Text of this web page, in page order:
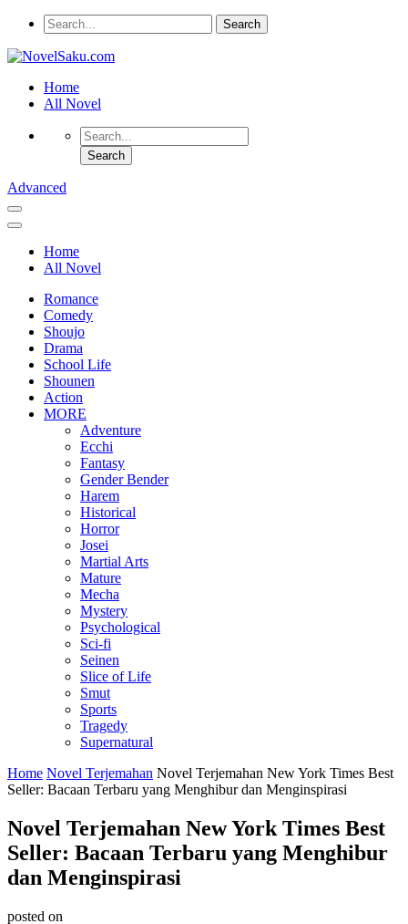
Home
All Novel
Advanced
Home
All Novel
Romance
Comedy
Shoujo
Drama
School Life
Shounen
Action
MORE
Adventure
Ecchi
Fantasy
Gender Bender
Harem
Historical
Horror
Josei
Martial Arts
Mature
Mecha
Mystery
Psychological
Sci-fi
Seinen
Slice of Life
Smut
Sports
Tragedy
Supernatural
Home Novel Terjemahan Novel Terjemahan New York Times Best
Seller: Bacaan Terbaru yang Menghibur dan Menginspirasi
Novel Terjemahan New York Times Best
Seller: Bacaan Terbaru yang Menghibur
dan Menginspirasi
posted on